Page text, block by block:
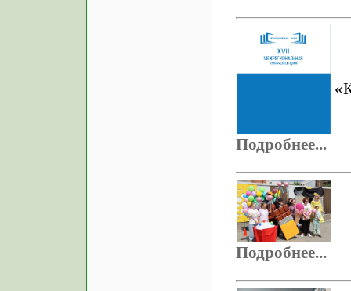
Подробнее...
Подробнее...